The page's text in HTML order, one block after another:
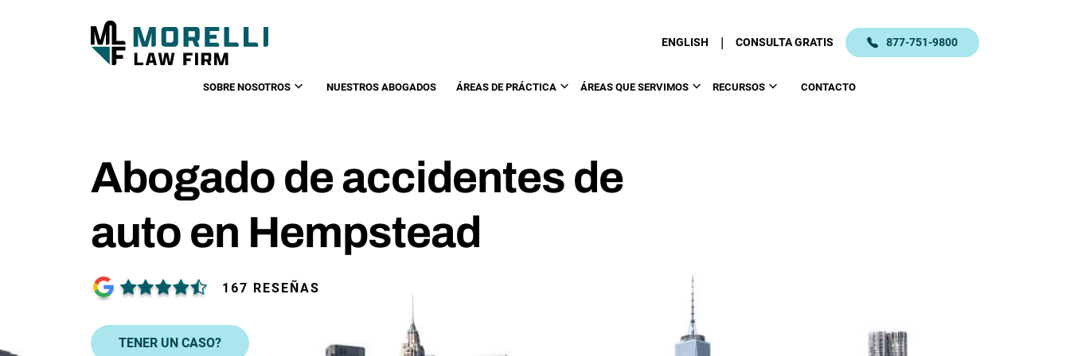
ENGLISH | CONSULTA GRATIS 877-751-9800
SOBRE NOSOTROS NUESTROS ABOGADOS ÁREAS DE PRÁCTICA ÁREAS QUE SERVIMOS RECURSOS CONTACTO
Abogado de accidentes de
auto en Hempstead
167 RESEÑAS
TENER UN CASO?